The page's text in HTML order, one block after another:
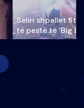
Selin shpallet
të pestë të ‘Big